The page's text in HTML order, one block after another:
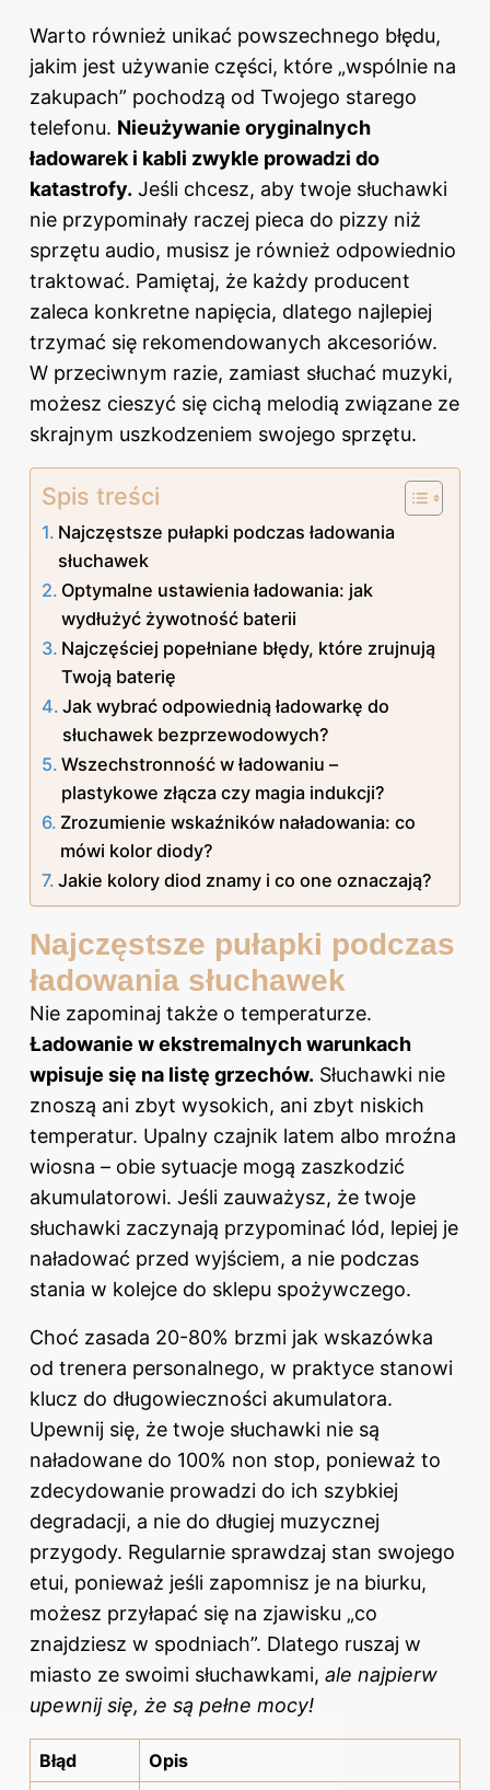
Warto również unikać powszechnego błędu,
jakim jest używanie części, które „wspólnie na
zakupach” pochodzą od Twojego starego
telefonu. Nieużywanie oryginalnych
ładowarek i kabli zwykle prowadzi do
katastrofy. Jeśli chcesz, aby twoje słuchawki
nie przypominały raczej pieca do pizzy niż
sprzętu audio, musisz je również odpowiednio
traktować. Pamiętaj, że każdy producent
zaleca konkretne napięcia, dlatego najlepiej
trzymać się rekomendowanych akcesoriów.
W przeciwnym razie, zamiast słuchać muzyki,
możesz cieszyć się cichą melodią związane ze
skrajnym uszkodzeniem swojego sprzętu.
Spis treści
Najczęstsze pułapki podczas ładowania
słuchawek
Optymalne ustawienia ładowania: jak
wydłużyć żywotność baterii
Najczęściej popełniane błędy, które zrujnują
Twoją baterię
Jak wybrać odpowiednią ładowarkę do
słuchawek bezprzewodowych?
Wszechstronność w ładowaniu –
plastykowe złącza czy magia indukcji?
Zrozumienie wskaźników naładowania: co
mówi kolor diody?
Jakie kolory diod znamy i co one oznaczają?
Najczęstsze pułapki podczas
ładowania słuchawek
Nie zapominaj także o temperaturze.
Ładowanie w ekstremalnych warunkach
wpisuje się na listę grzechów. Słuchawki nie
znoszą ani zbyt wysokich, ani zbyt niskich
temperatur. Upalny czajnik latem albo mroźna
wiosna – obie sytuacje mogą zaszkodzić
akumulatorowi. Jeśli zauważysz, że twoje
słuchawki zaczynają przypominać lód, lepiej je
naładować przed wyjściem, a nie podczas
stania w kolejce do sklepu spożywczego.
Choć zasada 20-80% brzmi jak wskazówka
od trenera personalnego, w praktyce stanowi
klucz do długowieczności akumulatora.
Upewnij się, że twoje słuchawki nie są
naładowane do 100% non stop, ponieważ to
zdecydowanie prowadzi do ich szybkiej
degradacji, a nie do długiej muzycznej
przygody. Regularnie sprawdzaj stan swojego
etui, ponieważ jeśli zapomnisz je na biurku,
możesz przyłapać się na zjawisku „co
znajdziesz w spodniach”. Dlatego ruszaj w
miasto ze swoimi słuchawkami, ale najpierw
upewnij się, że są pełne mocy!
Błąd Opis